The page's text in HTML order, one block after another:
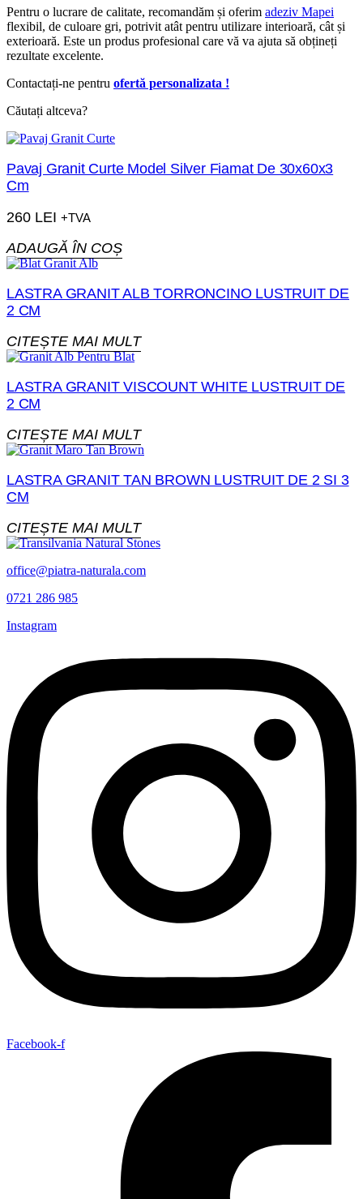
Pentru o lucrare de calitate, recomandăm și oferim adeziv Mapei
flexibil, de culoare gri, potrivit atât pentru utilizare interioară, cât și
exterioară. Este un produs profesional care vă va ajuta să obțineți
rezultate excelente.
Contactați-ne pentru ofertă personalizata !
Căutați altceva?
Pavaj Granit Curte Model Silver Fiamat De 30x60x3
Cm
260 LEI +TVA
ADAUGĂ ÎN COȘ
LASTRA GRANIT ALB TORRONCINO LUSTRUIT DE
2 CM
CITEȘTE MAI MULT
LASTRA GRANIT VISCOUNT WHITE LUSTRUIT DE
2 CM
CITEȘTE MAI MULT
LASTRA GRANIT TAN BROWN LUSTRUIT DE 2 SI 3
CM
CITEȘTE MAI MULT
office@piatra-naturala.com
0721 286 985
Instagram
Facebook-f